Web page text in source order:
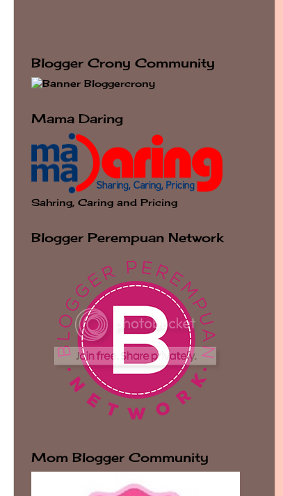
Blogger Crony Community
Mama Daring
Sahring, Caring and Pricing
Blogger Perempuan Network
Mom Blogger Community